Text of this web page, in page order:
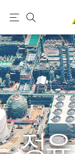
(
메
뉴
검
색